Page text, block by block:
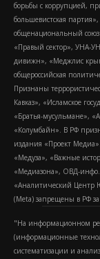
борьбы с коррупцией,
большевистская
общенациональный
«Правый сектор», УНА-
дивижн», «Меджлис
общероссийская
Признаны
Кавказ», «Исламское
«Братья-мусульмане»,
«Колумбайн». В РФ
издания «Проект
«Медуза», «Важные
«Медиазона», ОВД-
«Аналитический Центр
(Metа) запрещены в РФ
"На информационном
(информационные
систематизации и